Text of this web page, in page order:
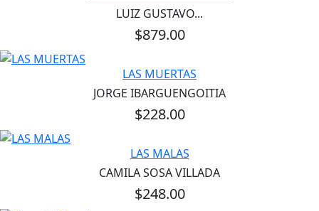
LUIZ GUSTAVO...
$879.00
LAS MUERTAS
JORGE IBARGUENGOITIA
$228.00
LAS MALAS
CAMILA SOSA VILLADA
$248.00